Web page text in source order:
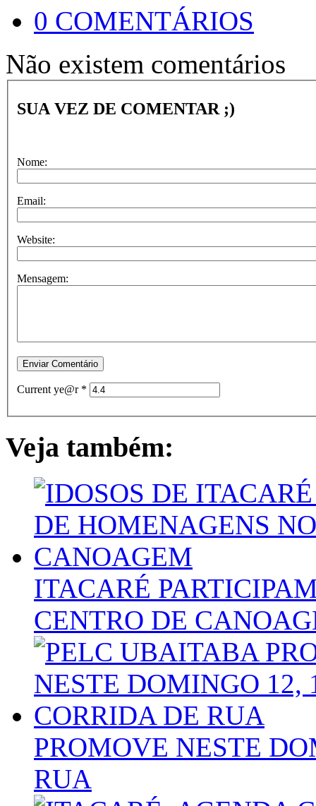
0 COMENTÁRIOS
Não existem comentários
SUA VEZ DE COMENTAR ;)
Nome:
Email:
Website:
Mensagem:
Current ye@r *
Veja também:
ITACARÉ
CENTRO DE
PROMOVE NESTE
RUA